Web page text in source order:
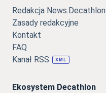
Redakcja News.Decathlon
Zasady redakcyjne
Kontakt
FAQ
Kanał RSS
XML
Ekosystem Decathlon